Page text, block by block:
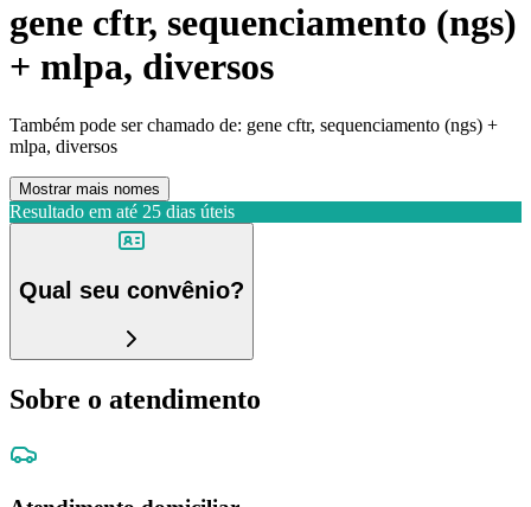
gene cftr, sequenciamento (ngs)
+ mlpa, diversos
Também pode ser chamado de: gene cftr, sequenciamento (ngs) +
mlpa, diversos
Mostrar mais nomes
Resultado em até 25 dias úteis
Qual seu convênio?
Sobre o atendimento